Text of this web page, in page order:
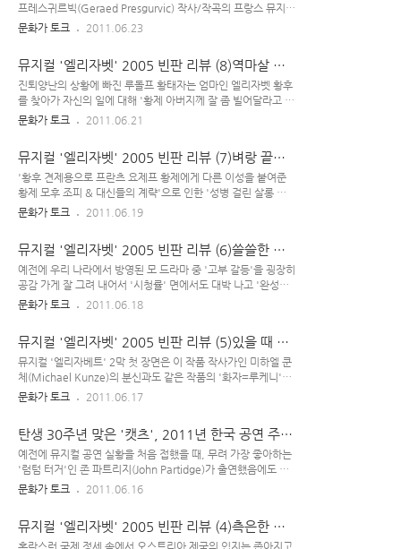
통해 '이야기 하고자 하는 바'가 명료하며, 그가 연출한 각각의
씬이 쓸데없이 낭비되거나 늘어나는 일 없이 서로 유기적인 연관
품들에 '자기..
프레스귀르빅(Geraed Presgurvic) 작사/작곡의 프랑스 뮤지컬
'로미오와 줄리엣'을 통해서였다. 뮤지컬도 일정한 '기/승/전/
때 마치 신대륙을 발견한 듯한 오묘한 느낌을 받았었다. 뮤지컬
관련하여 프랑스의 오리지널 초연 DVD(2001년 파리 공연 실
황) & 뉴 버전 DVD(2010년 파리 공연 실황), 헝가리판 DVD와
일본 다카라즈카 가극단 버전 DVD가 정식 출시된 바 있는데, 그
문화가 토크 2011.06.23
뮤지컬 '엘리자벳' 2005 빈판 리뷰 (8)역마살 황
후의 최후
진퇴양난의 상황에 빠진 루돌프 황태자는 엄마인 엘리자벳 황후
를 찾아가 자신의 일에 대해 '황제 아버지께 잘 좀 빌어달라고 간
절히 부탁한 일'을 거절당하자, 어머니에게마저 버림 받았다 생
과 마지막 춤을 춘 뒤 '죽음의 입맞춤'을 하고선, 그가 건네는 권
총으로 자살한다. 침울한 분위기 속에서 '프란츠 요제프 황제와
엘리자베트 황후의 외아들인 루돌프 황태자'의 장례식이 치러지
고, 아들의 죽음을 알게 된 엘리자베트(Elisabeth)는 뒤늦게서
에서 '엘리..
문화가 토크 2011.06.21
뮤지컬 '엘리자벳' 2005 빈판 리뷰 (7)벼랑 끝의
황태자
'황후 견제용으로 프란츠 요제프 황제에게 다른 이성을 붙여준
황제 모후 조피 & 대신들의 계략'으로 인한 '성병 걸린 살롱 여
자 사건' 이후, 남편인 황제에게 정 떨어진 엘리자베트 황후
의 건강을 걱정하고, 그들의 부부 문제는 황실 내 여러 무리들의
입방아에 오르게 된다. 본격적으로 '해외 여행길'에 오른 오스트
리아 제국의 엘리자베트(Elisabeth) 황후는 시녀들이 따라잡지
못할 정도의 빠른 걸음으로 이곳 저곳을 쉴 새 없이 돌아다닌다.
문화가 토크 2011.06.19
뮤지컬 '엘리자벳' 2005 빈판 리뷰 (6)쓸쓸한 황
제 모자
예전에 우리 나라에서 방영된 모 드라마 중 '고부 갈등'을 굉장히
공감 가게 잘 그려 내어서 '시청률' 면에서도 대박 나고 '완성도'
면에서도 호평 받은 드라마가 있었다. 나중에 알고 봤더니 그 극
아니고 '젊은 며느리' 입장도 아니다 보니 오히려 에서 양 쪽 사
정 모두를 최대한 인 시선으로 관찰하여 공정하게 묘사하는 게
가능했던 것이었다. 만일 그 여성 작가가 '며느리를 둔 중년 나잇
대의 작가'였다면 '시어머니' 캐릭터에 닥빙했을 것이고, 본인이
서 말한..
문화가 토크 2011.06.18
뮤지컬 '엘리자벳' 2005 빈판 리뷰 (5)있을 때 잘
하자
뮤지컬 '엘리자베트' 2막 첫 장면은 이 작품 작사가인 미하엘 쿤
체(Michael Kunze)의 분신과도 같은 작품의 '화자=루케니'의
장면으로부터 시작된다. 프랑스 뮤지컬 에서 화자로 나온 '그랭
에선 '루케니'가 그런 역할을 하는 캐릭터이다. 19세기 오스트
리아 합스부르크 황가의 황후였던 실존 인물 '엘리자베트(프란
츠 요제프 1세의 아내)'는 실질적으로 그럴듯한 업적을 쌓은 위
인이 아님에도, 오스트리아 내에선 꽤 유명한 역사적 인물이다.
등이 ..
문화가 토크 2011.06.17
탄생 30주년 맞은 '캣츠', 2011년 한국 공연 주역
은~
예전에 뮤지컬 공연 실황을 처음 접했을 때, 무려 가장 좋아하는
'럼텀 터거'인 존 파트리지(John Partidge)가 출연했음에도 해
당 극 자체가 취향이 아니어서 좀 지루해 하며 봤던 기억이 있다.
인적으로 그런 요락뻑적지근한 '쇼적인 뮤지컬'을 선호하는 건
아니었기에 말이다. 하지만 그 무대를 좋아하는 국내 관객들도
문화가 토크 2011.06.16
뮤지컬 '엘리자벳' 2005 빈판 리뷰 (4)측은한 황
제
혼란스런 국제 정세 속에서 오스트리아 제국의 입지는 좁아지고